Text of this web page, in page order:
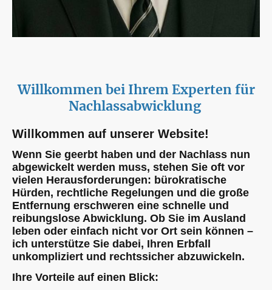
Willkommen bei Ihrem Experten für
Nachlassabwicklung
Willkommen auf unserer Website!
Wenn Sie geerbt haben und der Nachlass nun
abgewickelt werden muss, stehen Sie oft vor
vielen Herausforderungen: bürokratische
Hürden, rechtliche Regelungen und die große
Entfernung erschweren eine schnelle und
reibungslose Abwicklung. Ob Sie im Ausland
leben oder einfach nicht vor Ort sein können –
ich unterstütze Sie dabei, Ihren Erbfall
unkompliziert und rechtssicher abzuwickeln.
Ihre Vorteile auf einen Blick: